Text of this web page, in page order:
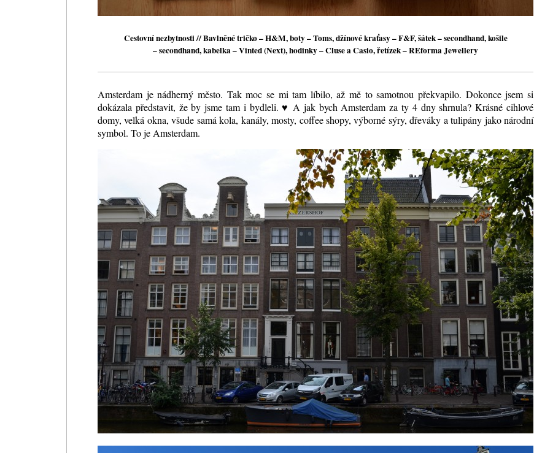
Cestovní nezbytnosti // Bavlněné tričko – H&M, boty – Toms, džínové kraťasy – F&F, šátek – secondhand, košile
– secondhand, kabelka – Vinted (Next), hodinky – Cluse a Casio, řetízek – REforma Jewellery
Amsterdam je nádherný město. Tak moc se mi tam líbilo, až mě to samotnou překvapilo. Dokonce jsem si
dokázala představit, že by jsme tam i bydleli. ♥ A jak bych Amsterdam za ty 4 dny shrnula? Krásné cihlové
domy, velká okna, všude samá kola, kanály, mosty, coffee shopy, výborné sýry, dřeváky a tulipány jako národní
symbol. To je Amsterdam.